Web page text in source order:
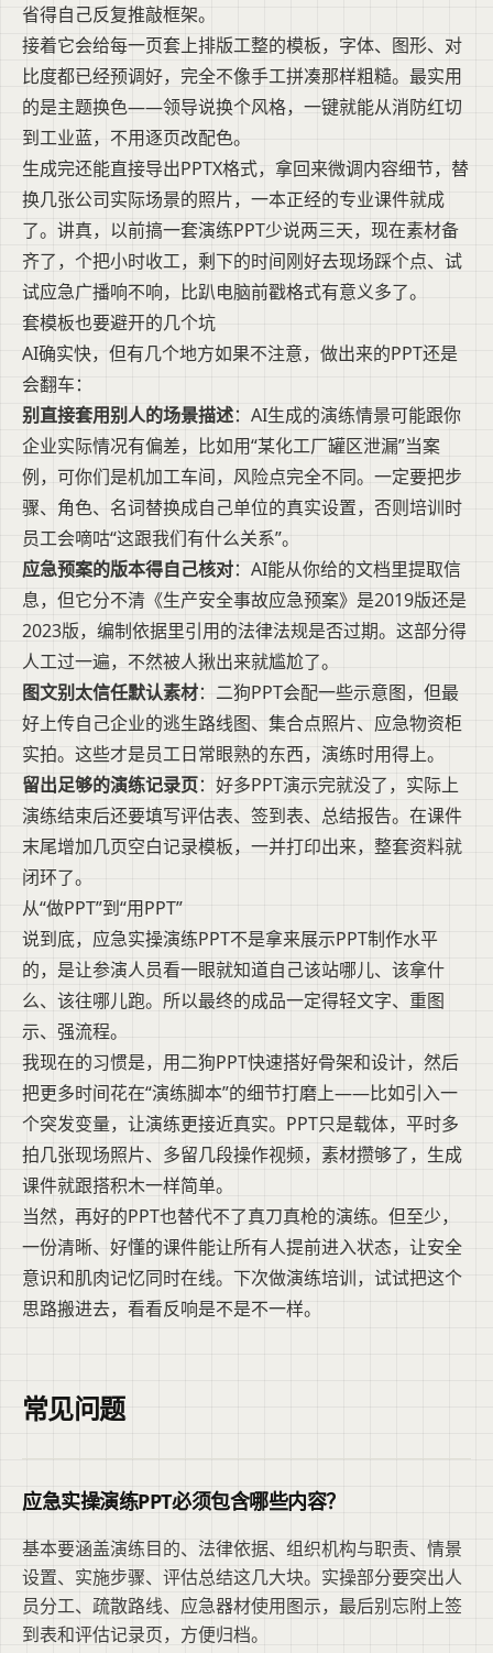
省得自己反复推敲框架。
接着它会给每一页套上排版工整的模板，字体、图形、对
比度都已经预调好，完全不像手工拼凑那样粗糙。最实用
的是主题换色——领导说换个风格，一键就能从消防红切
到工业蓝，不用逐页改配色。
生成完还能直接导出PPTX格式，拿回来微调内容细节，替
换几张公司实际场景的照片，一本正经的专业课件就成
了。讲真，以前搞一套演练PPT少说两三天，现在素材备
齐了，个把小时收工，剩下的时间刚好去现场踩个点、试
试应急广播响不响，比趴电脑前戳格式有意义多了。
套模板也要避开的几个坑
AI确实快，但有几个地方如果不注意，做出来的PPT还是
会翻车：
别直接套用别人的场景描述：AI生成的演练情景可能跟你
企业实际情况有偏差，比如用“某化工厂罐区泄漏”当案
例，可你们是机加工车间，风险点完全不同。一定要把步
骤、角色、名词替换成自己单位的真实设置，否则培训时
员工会嘀咕“这跟我们有什么关系”。
应急预案的版本得自己核对：AI能从你给的文档里提取信
息，但它分不清《生产安全事故应急预案》是2019版还是
2023版，编制依据里引用的法律法规是否过期。这部分得
人工过一遍，不然被人揪出来就尴尬了。
图文别太信任默认素材：二狗PPT会配一些示意图，但最
好上传自己企业的逃生路线图、集合点照片、应急物资柜
实拍。这些才是员工日常眼熟的东西，演练时用得上。
留出足够的演练记录页：好多PPT演示完就没了，实际上
演练结束后还要填写评估表、签到表、总结报告。在课件
末尾增加几页空白记录模板，一并打印出来，整套资料就
闭环了。
从“做PPT”到“用PPT”
说到底，应急实操演练PPT不是拿来展示PPT制作水平
的，是让参演人员看一眼就知道自己该站哪儿、该拿什
么、该往哪儿跑。所以最终的成品一定得轻文字、重图
示、强流程。
我现在的习惯是，用二狗PPT快速搭好骨架和设计，然后
把更多时间花在“演练脚本”的细节打磨上——比如引入一
个突发变量，让演练更接近真实。PPT只是载体，平时多
拍几张现场照片、多留几段操作视频，素材攒够了，生成
课件就跟搭积木一样简单。
当然，再好的PPT也替代不了真刀真枪的演练。但至少，
一份清晰、好懂的课件能让所有人提前进入状态，让安全
意识和肌肉记忆同时在线。下次做演练培训，试试把这个
思路搬进去，看看反响是不是不一样。
常见问题
应急实操演练PPT必须包含哪些内容？
基本要涵盖演练目的、法律依据、组织机构与职责、情景
设置、实施步骤、评估总结这几大块。实操部分要突出人
员分工、疏散路线、应急器材使用图示，最后别忘附上签
到表和评估记录页，方便归档。